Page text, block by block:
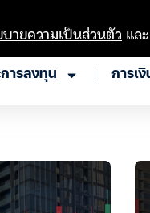
ารลงทุน การเงิ
บายความเป็นส่วนตัว และ